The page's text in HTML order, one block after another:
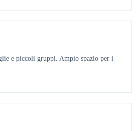
e piccoli gruppi. Ampio spazio per i